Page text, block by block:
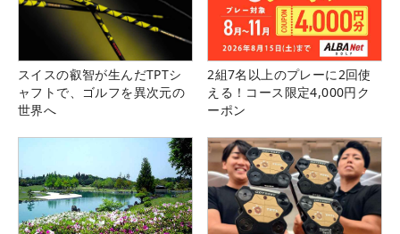
スイスの叡智が生んだTPTシ
ャフトで、ゴルフを異次元の
世界へ
2組7名以上のプレーに2回使
える！コース限定4,000円ク
ーポン